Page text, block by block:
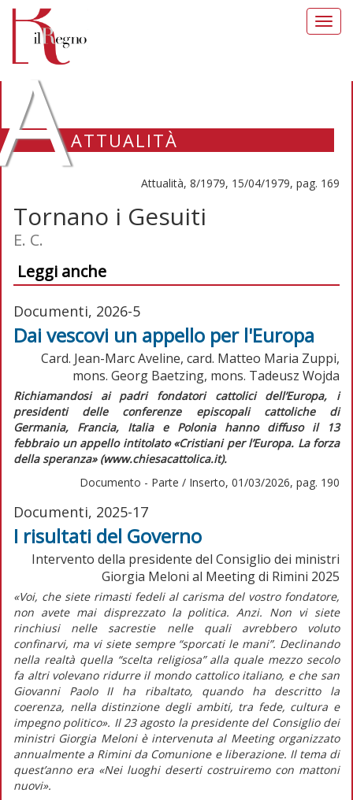
ATTUALITÀ
Attualità, 8/1979, 15/04/1979, pag. 169
Tornano i Gesuiti
E. C.
Leggi anche
Documenti, 2026-5
Dai vescovi un appello per l'Europa
Card. Jean-Marc Aveline, card. Matteo Maria Zuppi,
mons. Georg Baetzing, mons. Tadeusz Wojda
Richiamandosi ai padri fondatori cattolici dell’Europa, i
presidenti delle conferenze episcopali cattoliche di
Germania, Francia, Italia e Polonia hanno diffuso il 13
febbraio un appello intitolato «Cristiani per l’Europa. La forza
della speranza» (www.chiesacattolica.it).
Documento - Parte / Inserto, 01/03/2026, pag. 190
Documenti, 2025-17
I risultati del Governo
Intervento della presidente del Consiglio dei ministri
Giorgia Meloni al Meeting di Rimini 2025
«Voi, che siete rimasti fedeli al carisma del vostro fondatore,
non avete mai disprezzato la politica. Anzi. Non vi siete
rinchiusi nelle sacrestie nelle quali avrebbero voluto
confinarvi, ma vi siete sempre “sporcati le mani”. Declinando
nella realtà quella “scelta religiosa” alla quale mezzo secolo
fa altri volevano ridurre il mondo cattolico italiano, e che san
Giovanni Paolo II ha ribaltato, quando ha descritto la
coerenza, nella distinzione degli ambiti, tra fede, cultura e
impegno politico». Il 23 agosto la presidente del Consiglio dei
ministri Giorgia Meloni è intervenuta al Meeting organizzato
annualmente a Rimini da Comunione e liberazione. Il tema di
quest’anno era «Nei luoghi deserti costruiremo con mattoni
nuovi».